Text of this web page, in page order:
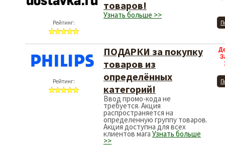
Рейтинг:
товаров!
Узнать больше >>
Рейтинг:
ПОДАРКИ за покупку
товаров из
определённых
категорий!
Ввод промо-кода не
требуется. Акция
распространяется на
определенную группу товаров.
Акция доступна для всех
клиентов мага Узнать больше
>>